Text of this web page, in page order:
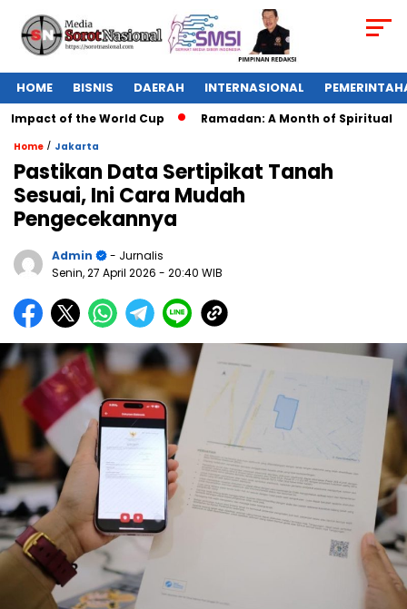
HOME BISNIS DAERAH INTERNASIONAL
of the World Cup Ramadan: A Month of Spiritual
Home / Jakarta
Pastikan Data Sertipikat Tanah
Sesuai, Ini Cara Mudah
Pengecekannya
Admin
- Jurnalis
Senin, 27 April 2026 - 20:40 WIB